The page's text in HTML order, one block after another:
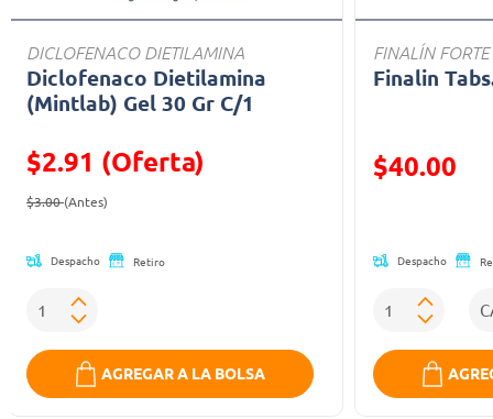
DICLOFENACO DIETILAMINA
Diclofenaco Dietilamina
(Mintlab) Gel 30 Gr C/1
$2.91 (Oferta)
Precio reducido de
$3.00(Antes)
Despacho Retiro
AGREGAR A LA BOLSA
FINALÍN FORTE
Finalin
Precio
$40.00
Despacho